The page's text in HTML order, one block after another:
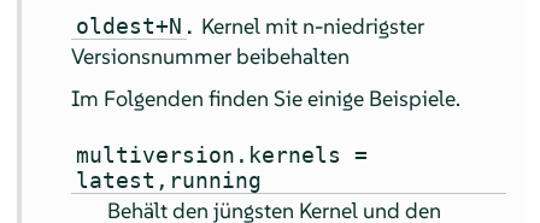
oldest+N . Kernel mit n-niedrigster
Versionsnummer beibehalten
Im Folgenden finden Sie einige Beispiele.
multiversion.kernels =
latest,running
Behält den jüngsten Kernel und den